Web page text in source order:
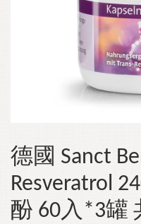
德國 Sanct
Resveratrol
酚 60入*3罐